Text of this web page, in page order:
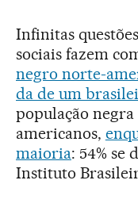
Infinitas
sociais fazem
negro norte-
da de um
população negra
americanos,
maioria: 54% se
Instituto